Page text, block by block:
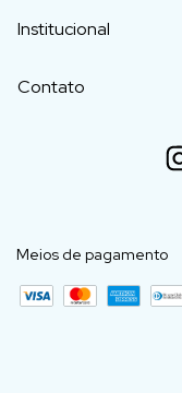
Institucional
Contato
Meios de pagamento